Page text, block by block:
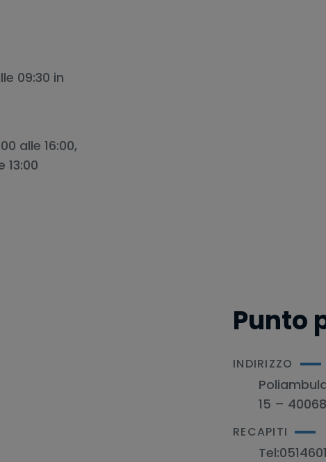
09:30 in
alle 16:00,
Punto
INDIRIZZO
15 –
RECAPITI
Tel: